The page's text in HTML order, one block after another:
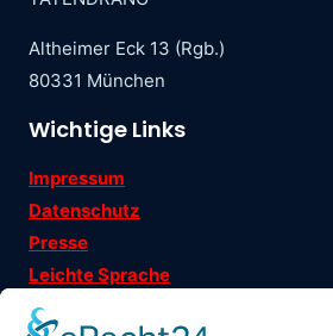
Altheimer Eck 13 (Rgb.)
80331 München
Wichtige Links
Impressum
Datenschutz
Presse
Leichte Sprache
Ehrenamtsgeschichten